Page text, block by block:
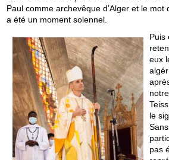
Paul comme archevêque d’Alger et le mot
a été un moment solennel.
Puis
eux
le
pas